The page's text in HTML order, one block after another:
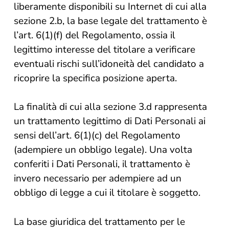
liberamente disponibili su Internet di cui alla
sezione 2.b, la base legale del trattamento è
l’art. 6(1)(f) del Regolamento, ossia il
legittimo interesse del titolare a verificare
eventuali rischi sull’idoneità del candidato a
ricoprire la specifica posizione aperta.
La finalità di cui alla sezione 3.d rappresenta
un trattamento legittimo di Dati Personali ai
sensi dell’art. 6(1)(c) del Regolamento
(adempiere un obbligo legale). Una volta
conferiti i Dati Personali, il trattamento è
invero necessario per adempiere ad un
obbligo di legge a cui il titolare è soggetto.
La base giuridica del trattamento per le